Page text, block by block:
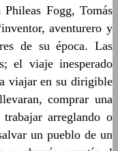
Fogg, Tomás
aventurero y
de su época. Las
el viaje inesperado
viajar en su dirigible
comprar una
arreglando o
un pueblo de un